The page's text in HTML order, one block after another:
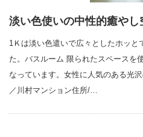
淡い色使いの中性的癒やし
1Ｋは淡い色遣いで広々としたホッと
た。バスルーム 限られたスペースを
なっています。女性に人気のある光
／川村マンション住所/…